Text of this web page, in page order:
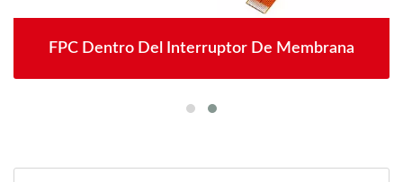
FPC Dentro Del Interruptor De Membrana